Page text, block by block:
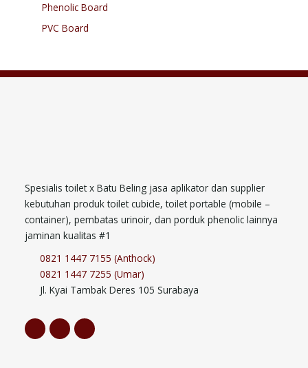
Phenolic Board
PVC Board
Spesialis toilet x Batu Beling jasa aplikator dan supplier
kebutuhan produk toilet cubicle, toilet portable (mobile –
container), pembatas urinoir, dan porduk phenolic lainnya
jaminan kualitas #1
0821 1447 7155 (Anthock)
0821 1447 7255 (Umar)
Jl. Kyai Tambak Deres 105 Surabaya